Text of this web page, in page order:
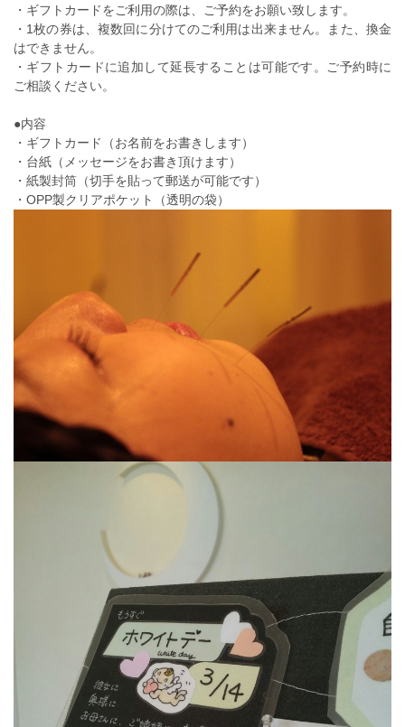
・ギフトカードをご利用の際は、ご予約をお願い致します。
・1枚の券は、複数回に分けてのご利用は出来ません。また、換金
はできません。
・ギフトカードに追加して延長することは可能です。ご予約時に
ご相談ください。
●内容
・ギフトカード（お名前をお書きします）
・台紙（メッセージをお書き頂けます）
・紙製封筒（切手を貼って郵送が可能です）
・OPP製クリアポケット（透明の袋）